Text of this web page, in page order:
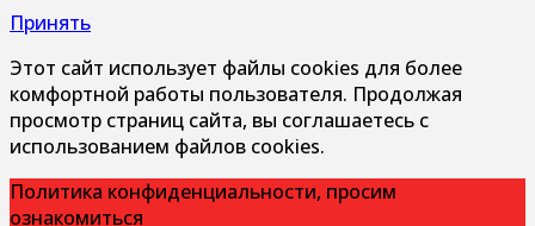
Принять
Этот сайт использует файлы cookies для более
комфортной работы пользователя. Продолжая
просмотр страниц сайта, вы соглашаетесь с
использованием файлов cookies.
Политика конфиденциальности, просим
ознакомиться